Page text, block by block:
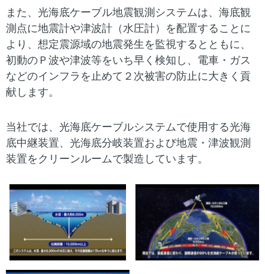
す
。
また、光海底ケーブル地震観測システムは、海底観
測点に地震計や津波計（水圧計）を配置することに
より、想定震源域の地震発生を監視するとともに、
初動のＰ波や津波等をいち早く検知し、電車・ガス
などのインフラを止めて２次被害の防止に大きく貢
献します。
当社では、光海底ケーブルシステムで使用する光海
底中継装置、光海底分岐装置および地震・津波観測
装置をクリーンルームで製造しています。